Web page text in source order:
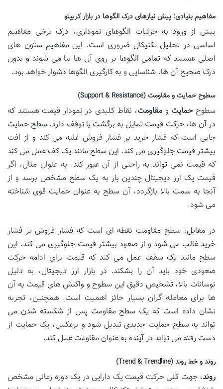
مفاهیم بنیادی: پیش نیازهای درک الگوها در بازار کریپتو
پیش از ورود به جزئیات الگوهای نموداری، درک برخی مفاهیم
اساسی در تحلیل تکنیکال ضروری است. این مفاهیم ستون های
اصلی هستند که تمامی الگوها بر روی آن ها بنا می شوند و بدون
درک صحیح آن ها، شناسایی و به کارگیری الگوها دشوار خواهد بود.
سطوح حمایت و مقاومت (Support & Resistance)
سطوححمایت و مقاومت، نقاط کلیدی در نمودار قیمت هستند که
در آن ها، حرکت قیمت تمایل به برگشت یا توقف دارد. سطح حمایت
جایی است که فشار خرید بر فشار فروش غلبه می کند و از افت
بیشتر قیمت جلوگیری می کند. این سطح مانند یک کف عمل می کند
که قیمت نمی تواند به راحتی از آن عبور کند. به عنوان مثال، اگر
قیمت یک ارز دیجیتال چندین بار به یک سطح مشخص برسد و از
آنجا به سمت بالا بازگردد، آن سطح به عنوان حمایت قوی شناخته
می شود.
در مقابل، سطح مقاومت نقطه ای است که فشار فروش بر فشار
خرید غالب می شود و از صعود بیشتر قیمت جلوگیری می کند. این
سطح مانند یک سقف عمل می کند که قیمت برای ادامه حرکت
صعودی خود باید آن را بشکند. در بازار ارز دیجیتال، به دلیل
نوسانات بالا، تشخیص دقیق این سطوح و واکنش های قیمت به آن
ها برای معامله گران بسیار حائز اهمیت است. همچنین، تجربه
نشان داده است که یک سطح مقاومت پس از شکسته شدن می
تواند به سطح حمایت جدیدی تبدیل شود و برعکس، یک حمایت از
دست رفته می تواند در آینده به عنوان مقاومت عمل کند.
روند و خط روند (Trend & Trendline)
روند، جهت کلی حرکت قیمت یک دارایی در یک دوره زمانی مشخص